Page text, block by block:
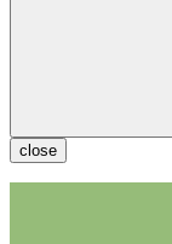
close